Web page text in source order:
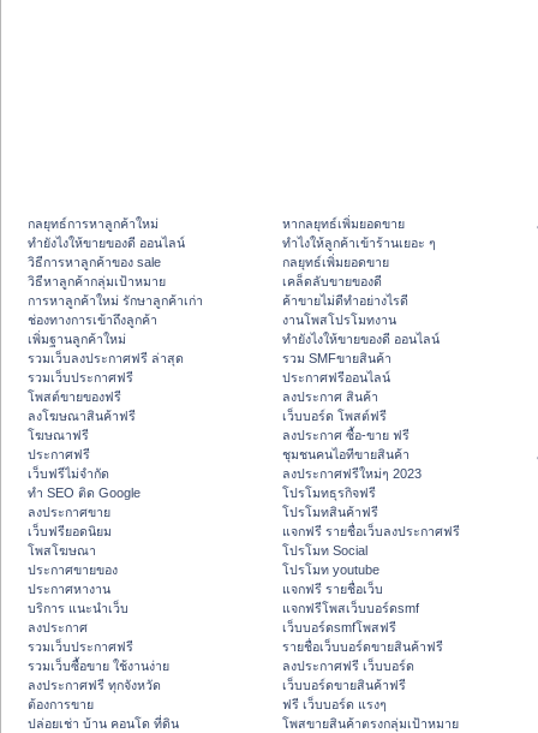
กลยุทธ์การหาลูกค้าใหม่
ทํายังไงให้ขายของดี ออนไลน์
วิธีการหาลูกค้าของ sale
วิธีหาลูกค้ากลุ่มเป้าหมาย
การหาลูกค้าใหม่ รักษาลูกค้าเก่า
ช่องทางการเข้าถึงลูกค้า
เพิ่มฐานลูกค้าใหม่
รวมเว็บลงประกาศฟรี ล่าสุด
รวมเว็บประกาศฟรี
โพสต์ขายของฟรี
ลงโฆษณาสินค้าฟรี
โฆษณาฟรี
ประกาศฟรี
เว็บฟรีไม่จำกัด
ทำ SEO ติด Google
ลงประกาศขาย
เว็บฟรียอดนิยม
โพสโฆษณา
ประกาศขายของ
ประกาศหางาน
บริการ แนะนำเว็บ
ลงประกาศ
รวมเว็บประกาศฟรี
รวมเว็บซื้อขาย ใช้งานง่าย
ลงประกาศฟรี ทุกจังหวัด
ต้องการขาย
ปล่อยเช่า บ้าน คอนโด ที่ดิน
หากลยุทธ์เพิ่มยอดขาย
ทําไงให้ลูกค้าเข้าร้านเยอะ ๆ
กลยุทธ์เพิ่มยอดขาย
เคล็ดลับขายของดี
ค้าขายไม่ดีทำอย่างไรดี
งานโพสโปรโมทงาน
ทํายังไงให้ขายของดี ออนไลน์
รวม SMFขายสินค้า
ประกาศฟรีออนไลน์
ลงประกาศ สินค้า
เว็บบอร์ด โพสต์ฟรี
ลงประกาศ ซื้อ-ขาย ฟรี
ชุมชนคนไอทีขายสินค้า
ลงประกาศฟรีใหม่ๆ 2023
โปรโมทธุรกิจฟรี
โปรโมทสินค้าฟรี
แจกฟรี รายชื่อเว็บลงประกาศฟรี
โปรโมท Social
โปรโมท youtube
แจกฟรี รายชื่อเว็บ
แจกฟรีโพสเว็บบอร์ดsmf
เว็บบอร์ดsmfโพสฟรี
รายชื่อเว็บบอร์ดขายสินค้าฟรี
ลงประกาศฟรี เว็บบอร์ด
เว็บบอร์ดขายสินค้าฟรี
ฟรี เว็บบอร์ด แรงๆ
โพสขายสินค้าตรงกลุ่มเป้าหมาย